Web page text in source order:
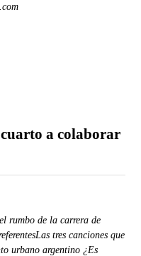
cuarto a colaborar
rumbo de la carrera de
tres canciones que
urbano argentino ¿Es